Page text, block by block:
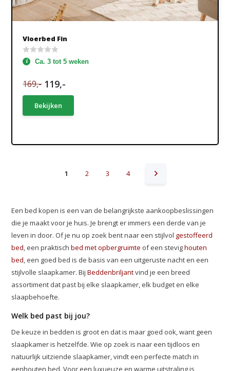
Vloerbed Fin
Ca. 3 tot 5 weken
169,- 119,-
Bekijken
1 2 3 4
Een bed kopen is een van de belangrijkste aankoopbeslissingen
die je maakt voor je huis. Je brengt er immers een derde van je
leven in door. Of je nu op zoek bent naar een stijlvol gestoffeerd
bed, een praktischbed met opbergruimte of een stevighouten
bed, een goed bed is de basis van een uitgeruste nacht en een
stijlvolle slaapkamer. BijBeddenbriljantvind je een breed
assortiment dat past bij elke slaapkamer, elk budget en elke
slaapbehoefte.
Welk bed past bij jou?
De keuze in bedden is groot en dat is maar goed ook, want geen
slaapkamer is hetzelfde. Wie op zoek is naar een tijdloos en
natuurlijk uitziende slaapkamer, vindt een perfecte match in
eenhouten bed. Voor een luxueuze en warme uitstraling is